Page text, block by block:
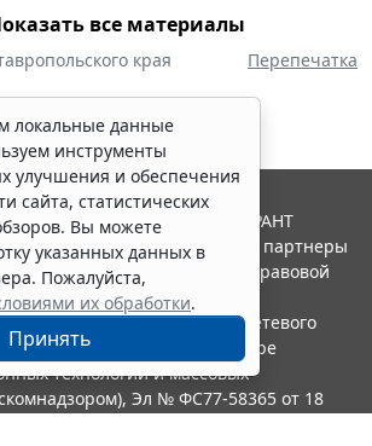
все материалы
края Перепечатка
локальные данные
инструменты
улучшения и обеспечения
сайта, статистических
Вы можете
указанных данных в
Пожалуйста,
их обработки.
Принять
СЕРВИС", 2026. Система ГАРАНТ
года. Компания "Гарант" и ее партнеры
Российской ассоциации правовой
в качестве сетевого
службой по надзору в сфере
технологий и массовых
Эл № ФС77-58365 от 18